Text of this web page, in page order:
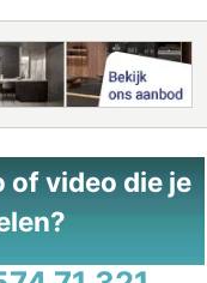
of video die je